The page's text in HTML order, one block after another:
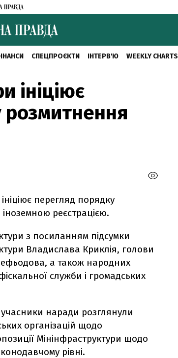
СПЕЦПРОЄКТИ ІНТЕРВ'Ю WEEKLY CHARTS
ініціює
розмитнення
перегляд порядку
реєстрацією.
з посиланням підсумки
Владислава Криклія, голови
а також народних
служби і громадських
учасники наради розглянули
організацій щодо
Мінінфраструктури щодо
рівні.